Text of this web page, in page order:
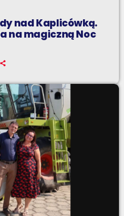
nad Kaplicówką.
na magiczną Noc